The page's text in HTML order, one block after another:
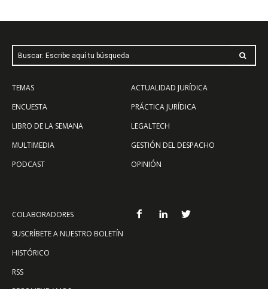
Buscar: Escribe aquí tu búsqueda
TEMAS
ENCUESTA
LIBRO DE LA SEMANA
MULTIMEDIA
PODCAST
ACTUALIDAD JURÍDICA
PRÁCTICA JURÍDICA
LEGALTECH
GESTIÓN DEL DESPACHO
OPINIÓN
COLABORADORES
SUSCRÍBETE A NUESTRO BOLETÍN
HISTÓRICO
RSS